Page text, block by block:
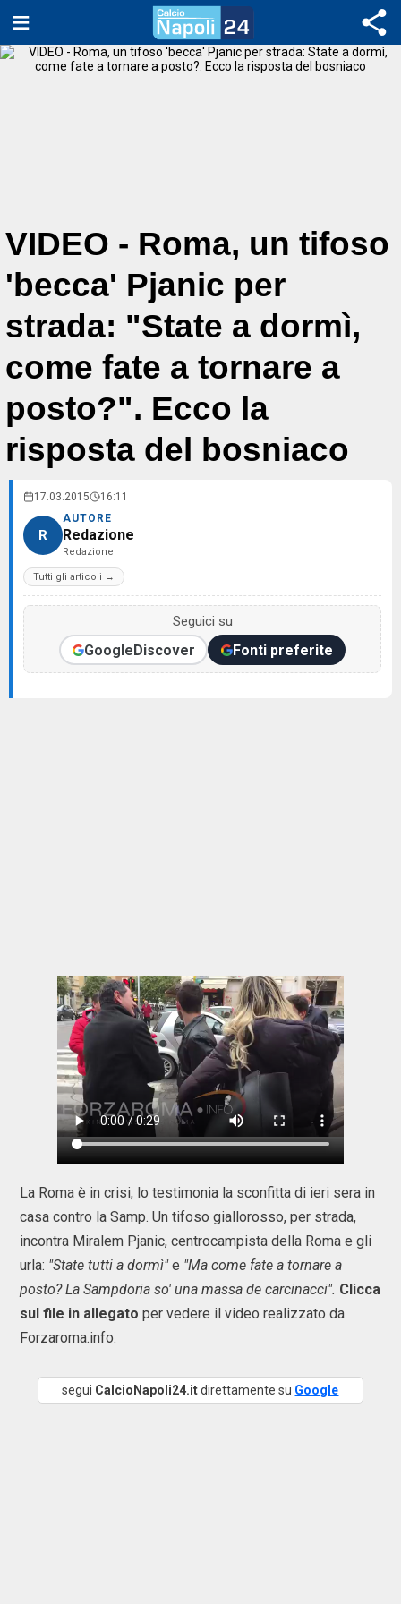
VIDEO - Roma, un tifoso
'becca' Pjanic per
strada: "State a dormì,
come fate a tornare a
posto?". Ecco la
risposta del bosniaco
17.03.2015 16:11
R
AUTORE
Redazione
Redazione
Tutti gli articoli →
Seguici su
GoogleDiscover Fonti preferite
La Roma è in crisi, lo testimonia la sconfitta di ieri sera in
casa contro la Samp. Un tifoso giallorosso, per strada,
incontra Miralem Pjanic, centrocampista della Roma e gli
urla: "State tutti a dormì"e "Ma come fate a tornare a
posto? La Sampdoria so' una massa de carcinacci". Clicca
sul file in allegato per vedere il video realizzato da
Forzaroma.info.
segui CalcioNapoli24.itdirettamente su Google